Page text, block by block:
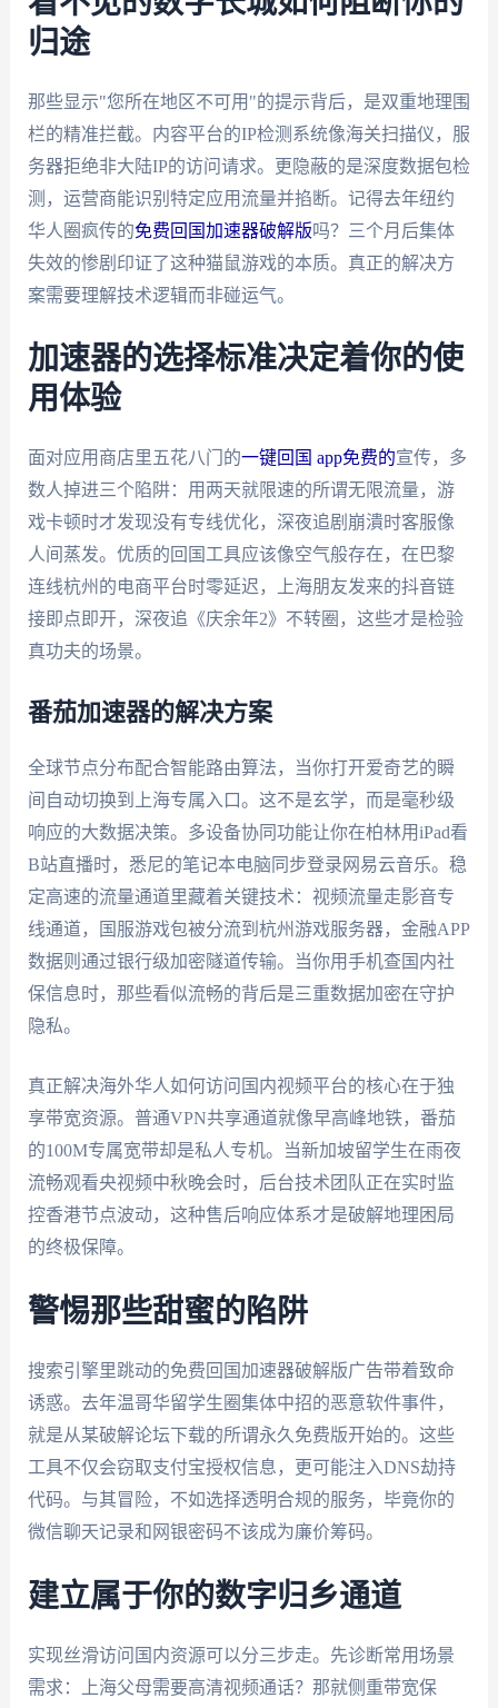
归途
那些显示"您所在地区不可用"的提示背后，是双重地理围
栏的精准拦截。内容平台的IP检测系统像海关扫描仪，服
务器拒绝非大陆IP的访问请求。更隐蔽的是深度数据包检
测，运营商能识别特定应用流量并掐断。记得去年纽约
华人圈疯传的免费回国加速器破解版吗？三个月后集体
失效的惨剧印证了这种猫鼠游戏的本质。真正的解决方
案需要理解技术逻辑而非碰运气。
加速器的选择标准决定着你的使
用体验
面对应用商店里五花八门的一键回国 app免费的宣传，多
数人掉进三个陷阱：用两天就限速的所谓无限流量，游
戏卡顿时才发现没有专线优化，深夜追剧崩潰时客服像
人间蒸发。优质的回国工具应该像空气般存在，在巴黎
连线杭州的电商平台时零延迟，上海朋友发来的抖音链
接即点即开，深夜追《庆余年2》不转圈，这些才是检验
真功夫的场景。
番茄加速器的解决方案
全球节点分布配合智能路由算法，当你打开爱奇艺的瞬
间自动切换到上海专属入口。这不是玄学，而是毫秒级
响应的大数据决策。多设备协同功能让你在柏林用iPad看
B站直播时，悉尼的笔记本电脑同步登录网易云音乐。稳
定高速的流量通道里藏着关键技术：视频流量走影音专
线通道，国服游戏包被分流到杭州游戏服务器，金融APP
数据则通过银行级加密隧道传输。当你用手机查国内社
保信息时，那些看似流畅的背后是三重数据加密在守护
隐私。
真正解决海外华人如何访问国内视频平台的核心在于独
享带宽资源。普通VPN共享通道就像早高峰地铁，番茄
的100M专属宽带却是私人专机。当新加坡留学生在雨夜
流畅观看央视频中秋晚会时，后台技术团队正在实时监
控香港节点波动，这种售后响应体系才是破解地理困局
的终极保障。
警惕那些甜蜜的陷阱
搜索引擎里跳动的免费回国加速器破解版广告带着致命
诱惑。去年温哥华留学生圈集体中招的恶意软件事件，
就是从某破解论坛下载的所谓永久免费版开始的。这些
工具不仅会窃取支付宝授权信息，更可能注入DNS劫持
代码。与其冒险，不如选择透明合规的服务，毕竟你的
微信聊天记录和网银密码不该成为廉价筹码。
建立属于你的数字归乡通道
实现丝滑访问国内资源可以分三步走。先诊断常用场景
需求：上海父母需要高清视频通话？那就侧重带宽保